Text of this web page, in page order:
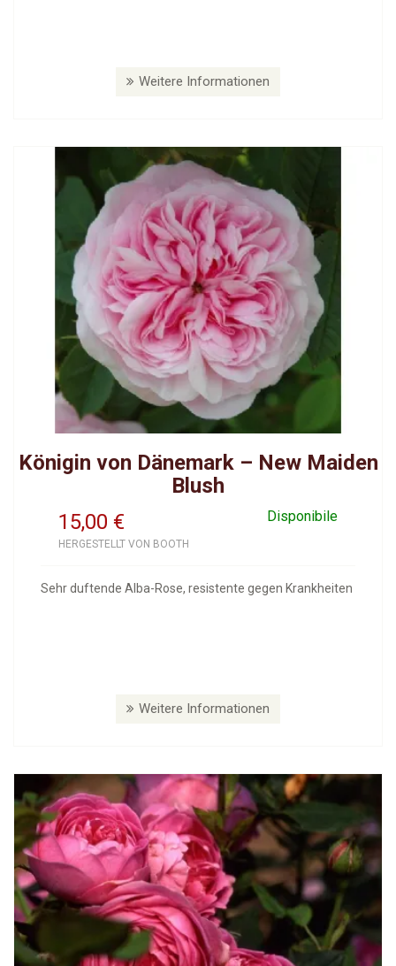
Weitere Informationen
Königin von Dänemark – New Maiden
Blush
15,00
Disponibile
€
HERGESTELLT VON BOOTH
Sehr duftende Alba-Rose, resistente gegen Krankheiten
Weitere Informationen